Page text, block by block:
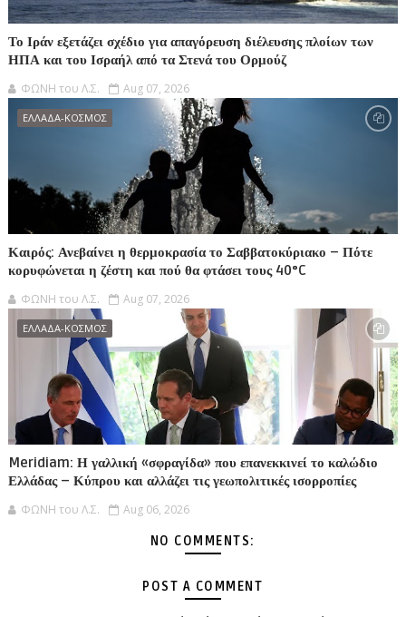
Το Ιράν εξετάζει σχέδιο για απαγόρευση διέλευσης πλοίων των
ΗΠΑ και του Ισραήλ από τα Στενά του Ορμούζ
ΦΩΝΗ του Λ.Σ. Aug 07, 2026
ΕΛΛΑΔΑ-ΚΟΣΜΟΣ
Καιρός: Ανεβαίνει η θερμοκρασία το Σαββατοκύριακο – Πότε
κορυφώνεται η ζέστη και πού θα φτάσει τους 40°C
ΦΩΝΗ του Λ.Σ. Aug 07, 2026
ΕΛΛΑΔΑ-ΚΟΣΜΟΣ
Meridiam: Η γαλλική «σφραγίδα» που επανεκκινεί το καλώδιο
Ελλάδας – Κύπρου και αλλάζει τις γεωπολιτικές ισορροπίες
ΦΩΝΗ του Λ.Σ. Aug 06, 2026
NO COMMENTS:
POST A COMMENT